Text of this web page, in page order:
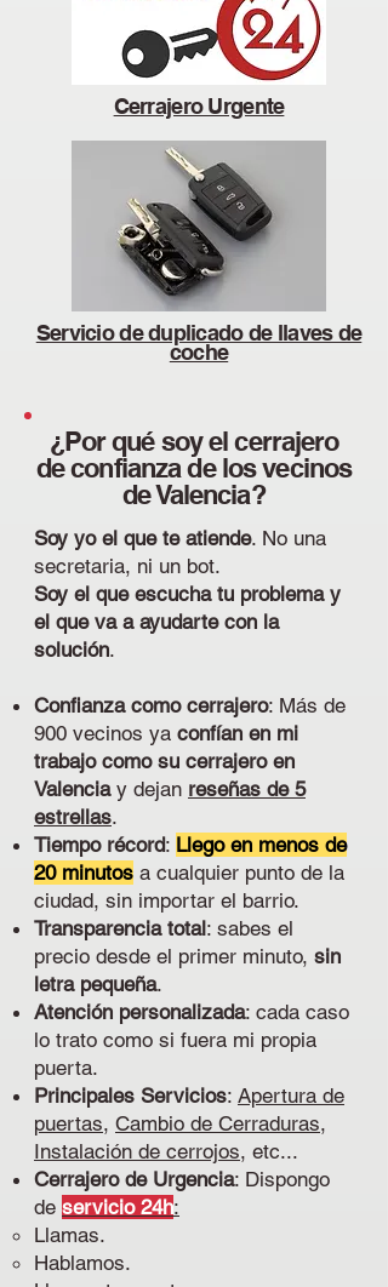
Cerrajero Urgente
Servicio de duplicado de llaves de
coche
¿Por qué soy el cerrajero
de confianza de los vecinos
de Valencia?
Soy yo el que te atiende. No una
secretaria, ni un bot.
Soy el que escucha tu problema y
el que va a ayudarte con la
solución.
Confianza como cerrajero: Más de
900 vecinos ya confían en mi
trabajo como su cerrajero en
Valencia y dejan reseñas de 5
estrellas.
Tiempo récord: Llego en menos de
20 minutos a cualquier punto de la
ciudad, sin importar el barrio.
Transparencia total: sabes el
precio desde el primer minuto, sin
letra pequeña.
Atención personalizada: cada caso
lo trato como si fuera mi propia
puerta.
Principales Servicios: Apertura de
puertas, Cambio de Cerraduras,
Instalación de cerrojos, etc...
Cerrajero de Urgencia: Dispongo
de servicio 24h:
Llamas.
Hablamos.